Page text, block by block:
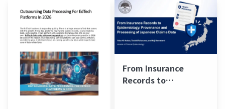
From Insurance
Records to